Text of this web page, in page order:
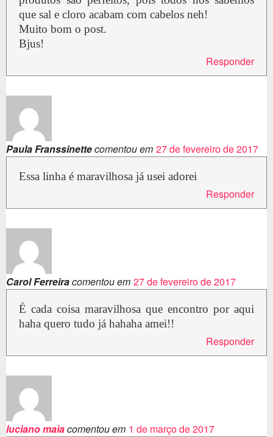
que sal e cloro acabam com cabelos neh!
Muito bom o post.
Bjus!
Responder
Paula Franssinettecomentou em 27 de fevereiro de 2017
Essa linha é maravilhosa já usei adorei
Responder
Carol Ferreiracomentou em 27 de fevereiro de 2017
É cada coisa maravilhosa que encontro por aqui
haha quero tudo já hahaha amei!!
Responder
luciano maiacomentou em 1 de março de 2017